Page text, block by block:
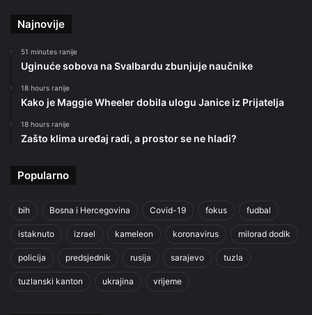
Najnovije
51 minutes ranije
Uginuće sobova na Svalbardu zbunjuje naučnike
18 hours ranije
Kako je Maggie Wheeler dobila ulogu Janice iz Prijatelja
18 hours ranije
Zašto klima uređaj radi, a prostor se ne hladi?
Popularno
bih Bosna i Hercegovina Covid-19 fokus fudbal
istaknuto izrael kameleon koronavirus milorad dodik
policija predsjednik rusija sarajevo tuzla
tuzlanski kanton ukrajina vrijeme